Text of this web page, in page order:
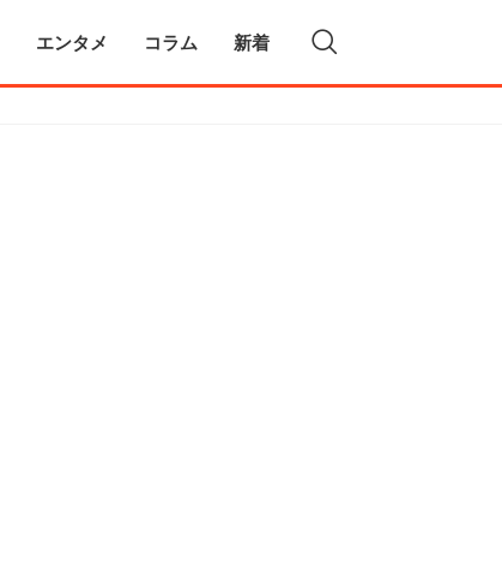
エンタメ コラム 新着